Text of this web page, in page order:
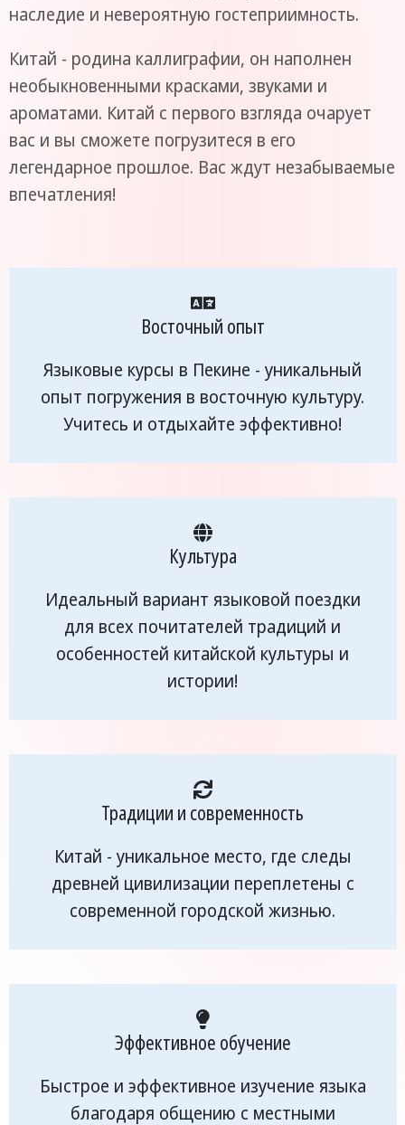
наследие и невероятную гостеприимность.
Китай - родина каллиграфии, он наполнен
необыкновенными красками, звуками и
ароматами. Китай с первого взгляда очарует
вас и вы сможете погрузитеся в его
легендарное прошлое. Вас ждут незабываемые
впечатления!
Восточный опыт
Языковые курсы в Пекине - уникальный
опыт погружения в восточную культуру.
Учитесь и отдыхайте эффективно!
Культура
Идеальный вариант языковой поездки
для всех почитателей традиций и
особенностей китайской культуры и
истории!
Традиции и современность
Китай - уникальное место, где следы
древней цивилизации переплетены с
современной городской жизнью.
Эффективное обучение
Быстрое и эффективное изучение языка
благодаря общению с местными